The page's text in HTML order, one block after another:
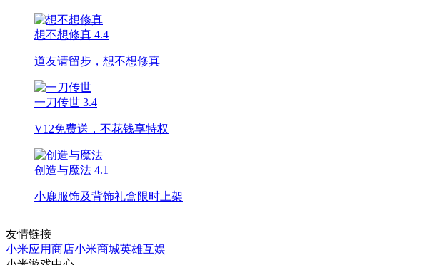
想不想修真 4.4
道友请留步，想不想修真
一刀传世 3.4
V12免费送，不花钱享特权
创造与魔法 4.1
小鹿服饰及背饰礼盒限时上架
友情链接
小米应用商店小米商城英雄互娱